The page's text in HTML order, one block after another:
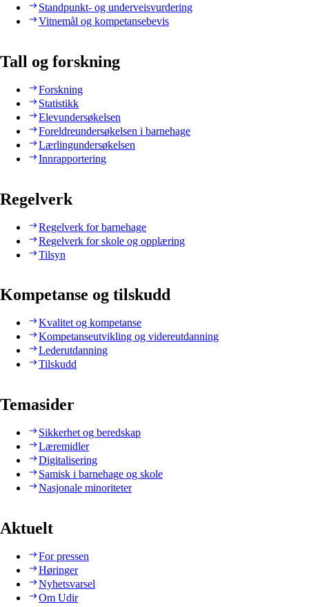
Standpunkt- og underveisvurdering
Vitnemål og kompetansebevis
Tall og forskning
Forskning
Statistikk
Elevundersøkelsen
Foreldreundersøkelsen i barnehage
Lærlingundersøkelsen
Innrapportering
Regelverk
Regelverk for barnehage
Regelverk for skole og opplæring
Tilsyn
Kompetanse og tilskudd
Kvalitet og kompetanse
Kompetanseutvikling og videreutdanning
Lederutdanning
Tilskudd
Temasider
Sikkerhet og beredskap
Læremidler
Digitalisering
Samisk i barnehage og skole
Nasjonale minoriteter
Aktuelt
For pressen
Høringer
Nyhetsvarsel
Om Udir